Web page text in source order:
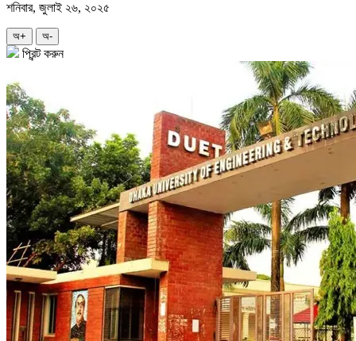
শনিবার, জুলাই ২৬, ২০২৫
অ+ অ-
প্রিন্ট করুন